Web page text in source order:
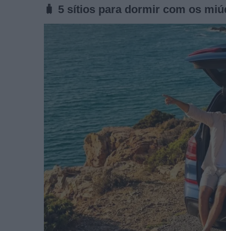
🧳 5 sítios para dormir com os